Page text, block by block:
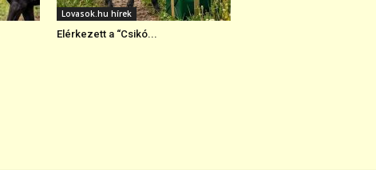
Lovasok.hu hírek
Elérkezett a “Csikó...